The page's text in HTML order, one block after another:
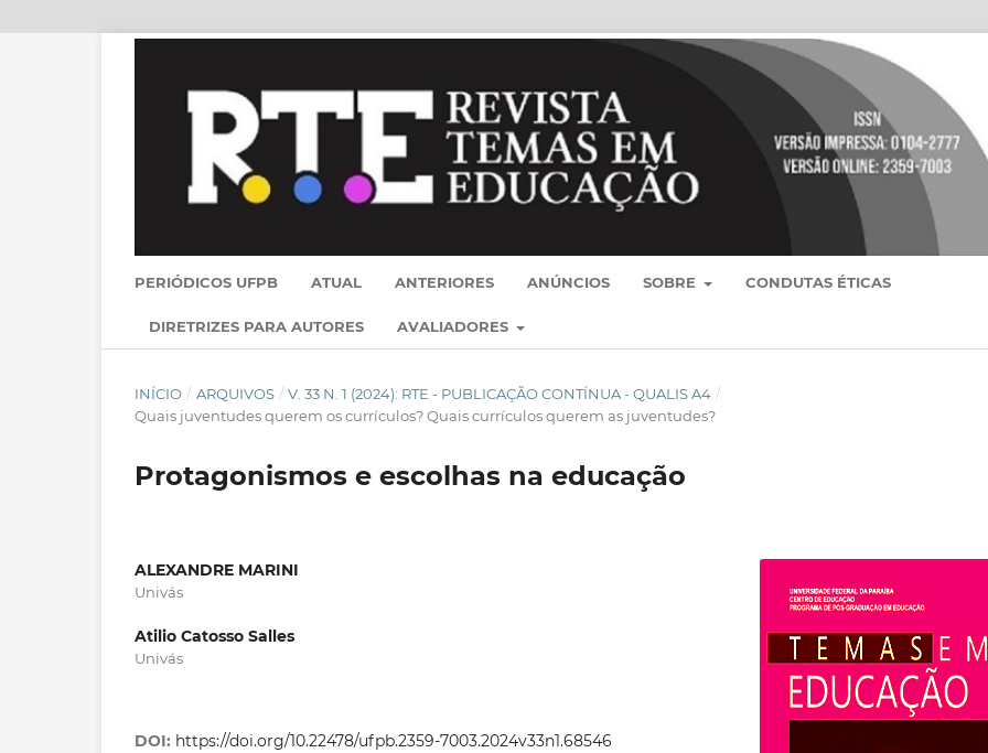
PERIÓDICOS UFPB ATUAL ANTERIORES ANÚNCIOS SOBRE CONDUTAS ÉTICAS
DIRETRIZES PARA AUTORES AVALIADORES
INÍCIO / ARQUIVOS / V. 33 N. 1 (2024): RTE - PUBLICAÇÃO CONTÍNUA - QUALIS A4 /
Quais juventudes querem os currículos? Quais currículos querem as juventudes?
Protagonismos e escolhas na educação
ALEXANDRE MARINI
Univás
Atilio Catosso Salles
Univás
DOI: https://doi.org/10.22478/ufpb.2359-7003.2024v33n1.68546